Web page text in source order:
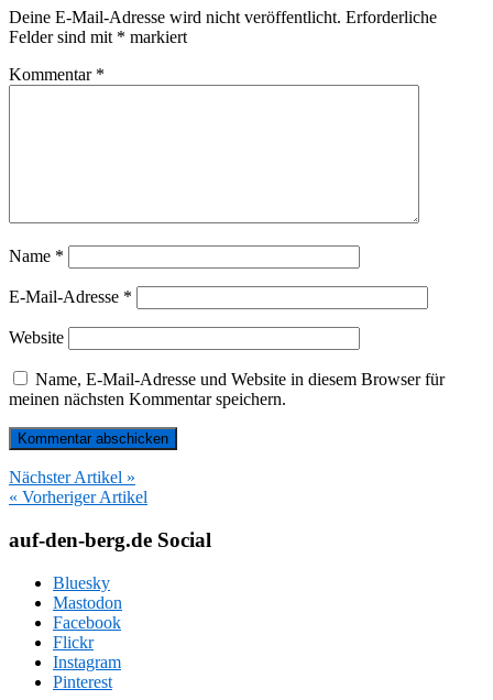
Deine E-Mail-Adresse wird nicht veröffentlicht. Erforderliche
Felder sind mit * markiert
Kommentar *
Name *
E-Mail-Adresse *
Website
Name, E-Mail-Adresse und Website in diesem Browser für
meinen nächsten Kommentar speichern.
Nächster Artikel »
« Vorheriger Artikel
auf-den-berg.de Social
Bluesky
Mastodon
Facebook
Flickr
Instagram
Pinterest